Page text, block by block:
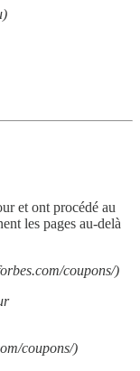
et ont procédé au
les pages au-delà
coupons/)
coupons/)